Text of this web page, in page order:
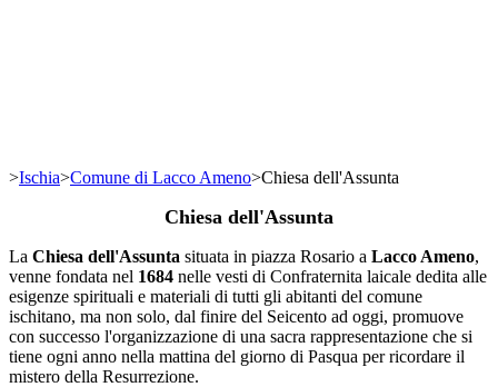
>Ischia>Comune di Lacco Ameno>Chiesa dell'Assunta
Chiesa dell'Assunta
La Chiesa dell'Assunta situata in piazza Rosario a Lacco Ameno,
venne fondata nel 1684 nelle vesti di Confraternita laicale dedita alle
esigenze spirituali e materiali di tutti gli abitanti del comune
ischitano, ma non solo, dal finire del Seicento ad oggi, promuove
con successo l'organizzazione di una sacra rappresentazione che si
tiene ogni anno nella mattina del giorno di Pasqua per ricordare il
mistero della Resurrezione.